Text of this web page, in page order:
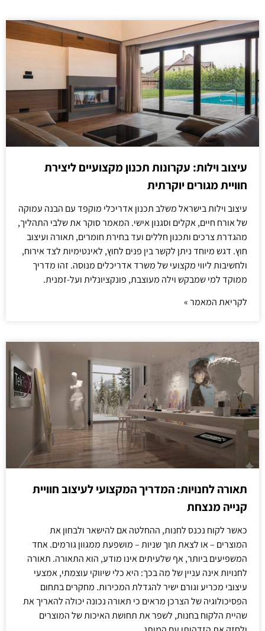
עיצוב וילות: עקרונות תכנון מקצועיים ליצירת
חוויית מגורים יוקרתית
עיצוב וילות בישראל משלב תכנון אדריכלי מוקפד עם הבנה עמוקה
של אורח חיים, אקלים וסגנון אישי. המאמר סוקר את שלבי התהליך,
מהגדרת צרכים ותכנון חללים ועד בחירת חומרים, תאורה ועיצוב
חוץ. דגש מיוחד ניתן לקשר בין פנים לחוץ, לאינטימיות לצד אירוח,
ולחשיבות ליווי מקצועי של משרד אדריכלים מנוסה. זהו מדריך
ממוקד למי שמבקש וילה מעוצבת, פונקציונלית ועל-זמנית.
לקריאת המאמר »
תאורה לחנויות: המדריך המקצועי לעיצוב חוויית
קנייה מנצחת
כאשר לקוח נכנס לחנות, ההחלטה אם להישאר ולבחון את
המוצרים – או לצאת תוך שניות – מושפעת ממגוון גורמים. אחד
המשפיעים ביותר, אף שלעיתים אינו מודע, הוא התאורה. תאורה
לחנויות אינה עניין של מה בכך: היא כלי שיווקי עוצמתי, אמצעי
עיצובי מכריע וגורם ישיר להגדלת המכירות. מחקרים בתחום
הפסיכולוגיה של הצרכן מראים כי תאורה נכונה יכולה להאריך את
שהיית הלקוח בחנות, לשפר את תחושת האיכות של המוצרים